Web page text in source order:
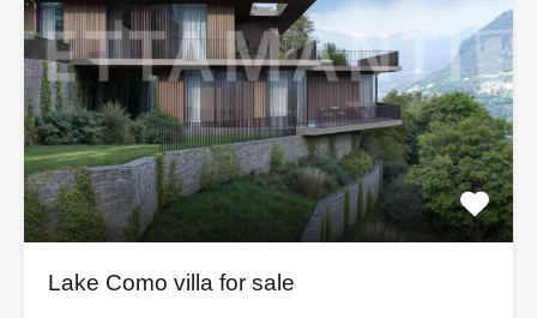
Lake Como villa for sale